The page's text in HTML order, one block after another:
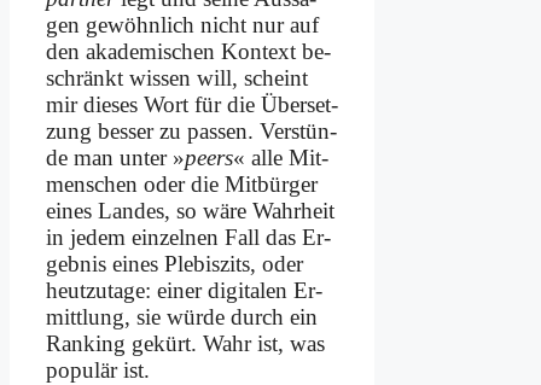
gen ge­wöhn­lich nicht nur auf
den aka­de­mi­schen Kon­text be­
schränkt wis­sen will, scheint
mir die­ses Wort für die Über­set­
zung bes­ser zu pas­sen. Ver­stün­
de man un­ter »peers« al­le Mit­
men­schen oder die Mit­bür­ger
ei­nes Lan­des, so wä­re Wahr­heit
in je­dem ein­zel­nen Fall das Er­
geb­nis ei­nes Ple­bis­zits, oder
heut­zu­ta­ge: ei­ner di­gi­ta­len Er­
mitt­lung, sie wür­de durch ein
Ran­king ge­kürt. Wahr ist, was
po­pu­lär ist.